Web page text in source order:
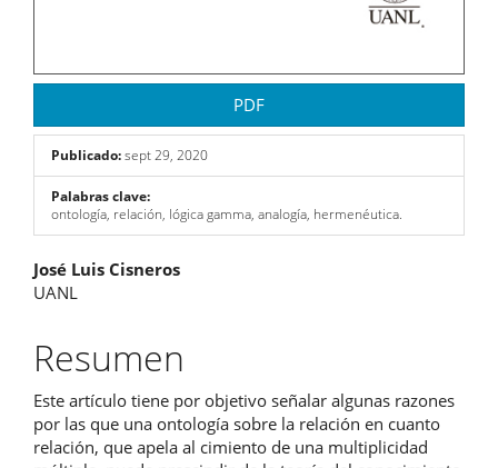
PDF
Publicado:sept 29, 2020
Palabras clave:
ontología, relación, lógica gamma, analogía, hermenéutica.
Contenido
principal
del
artículo
José Luis Cisneros
UANL
Resumen
Este artículo tiene por objetivo señalar algunas razones
por las que una ontología sobre la relación en cuanto
relación, que apela al cimiento de una multiplicidad